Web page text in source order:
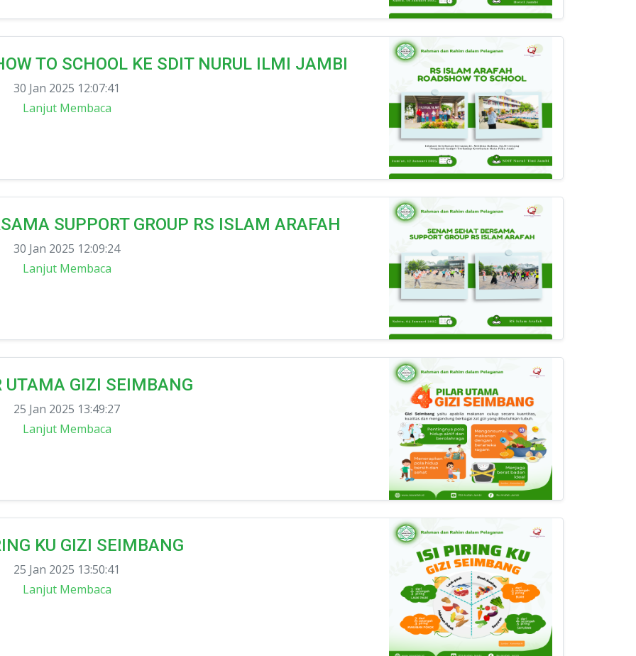
TO SCHOOL KE SDIT NURUL ILMI JAMBI
30 Jan 2025 12:07:41
Lanjut Membaca
SUPPORT GROUP RS ISLAM ARAFAH
30 Jan 2025 12:09:24
Lanjut Membaca
UTAMA GIZI SEIMBANG
25 Jan 2025 13:49:27
Lanjut Membaca
KU GIZI SEIMBANG
25 Jan 2025 13:50:41
Lanjut Membaca